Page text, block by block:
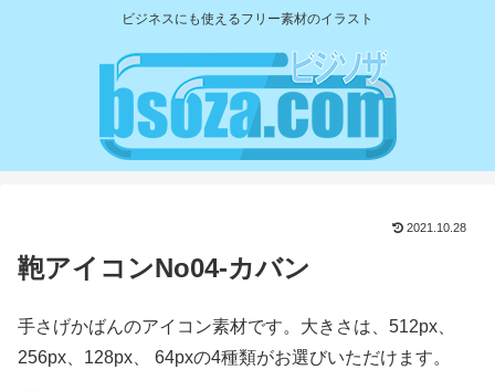
ビジネスにも使えるフリー素材のイラスト
2021.10.28
鞄アイコンNo04-カバン
手さげかばんのアイコン素材です。大きさは、512px、
256px、128px、 64pxの4種類がお選びいただけます。